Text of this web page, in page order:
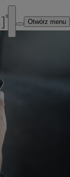
Otwórz menu